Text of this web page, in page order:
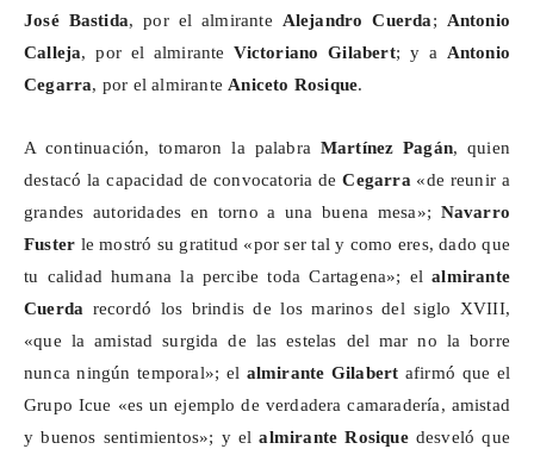
José Bastida, por el almirante Alejandro Cuerda; Antonio
Calleja, por el almiranteVictoriano Gilabert; y a Antonio
Cegarra, por el almirante Aniceto Rosique.
A continuación, tomaron la palabra Martínez Pagán, quien
destacó la capacidad de convocatoria deCegarra «de reunir a
grandes autoridades en torno a una buena mesa»; Navarro
Fuster le mostró su gratitud «por ser tal y como eres, dado que
tu calidad humana la percibe toda Cartagena»; elalmirante
Cuerda recordó los brindis de los marinos del siglo XVIII,
«que la amistad surgida de las estelas del mar no la borre
nunca ningún temporal»; el almirante Gilabert afirmó que el
Grupo Icue «es un ejemplo de verdadera camaradería, amistad
y buenos sentimientos»; y elalmirante Rosiquedesveló que